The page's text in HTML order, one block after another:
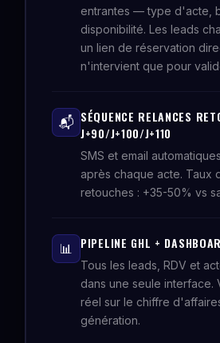
entrantes — type d'acte,
disponibilité. Les leads
un lien de réservation
n'intervient que pour
📬 SÉQUENCE RELANCES
J+90/J+100/J+110
SMS et email
après chaque acte. Taux
retouches : +35-50% vs
📊 PIPELINE GHL +
Tous les leads, RDV et
dans une seule interface.
réel sur le chiffre
génération.